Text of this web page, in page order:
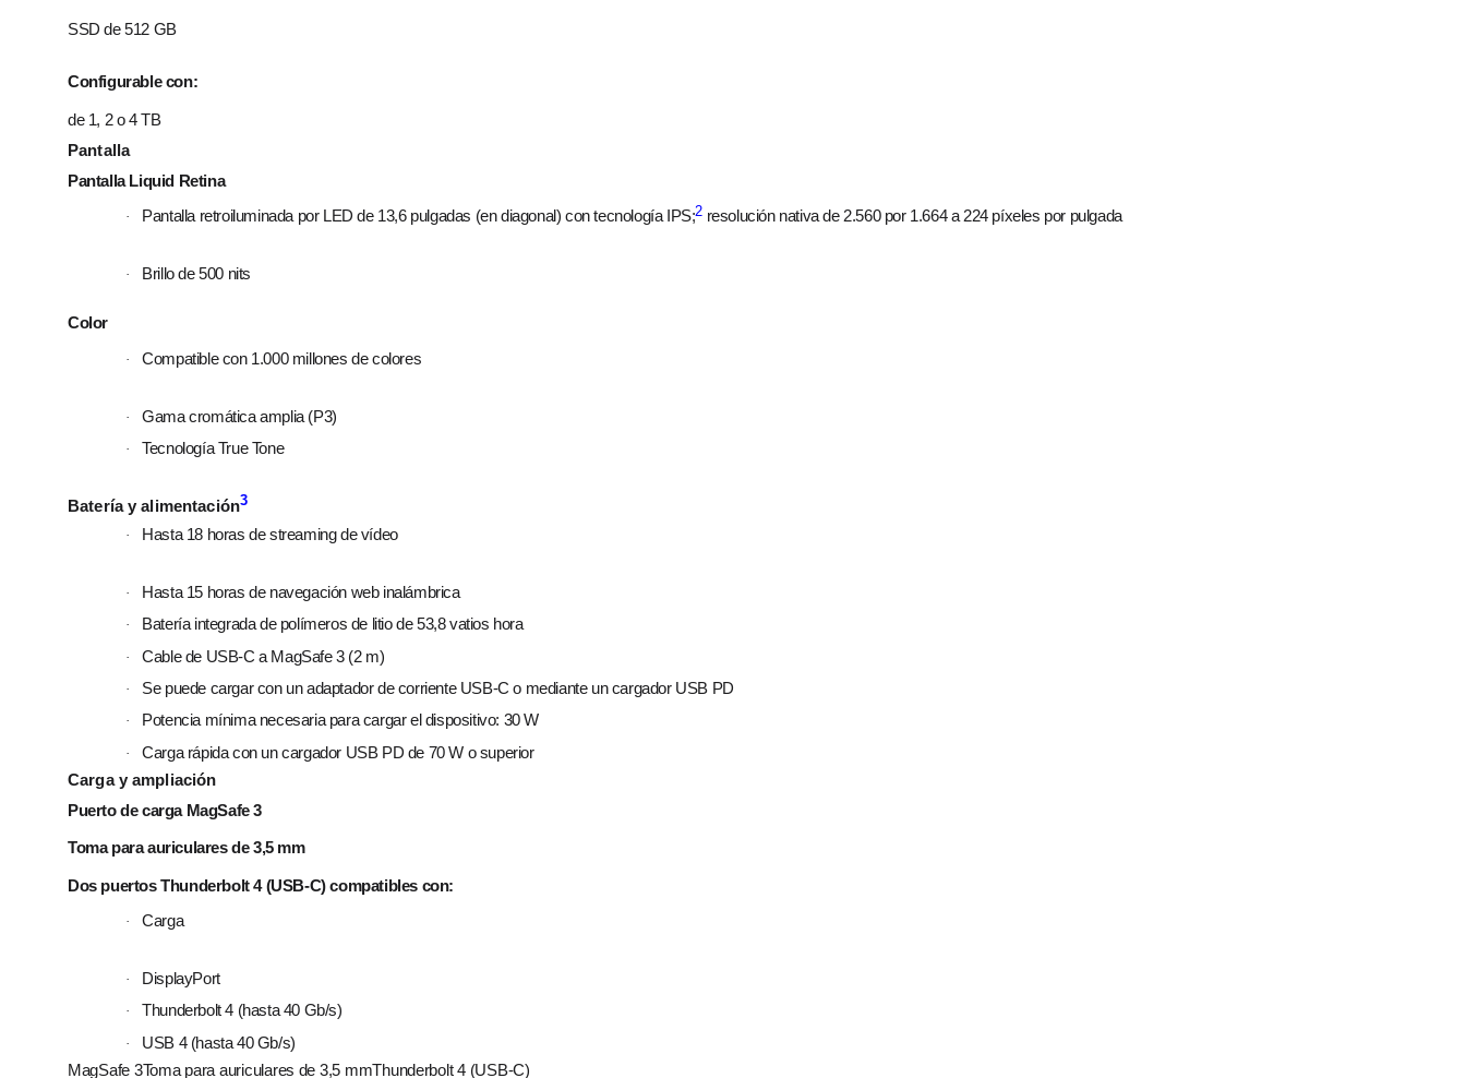
SSD de 512 GB
Configurable con:
de 1, 2 o 4 TB
Pantalla
Pantalla Liquid Retina
· Pantalla retroiluminada por LED de 13,6 pulgadas (en diagonal) con tecnología IPS;2 resolución nativa de 2.560 por 1.664 a 224 píxeles por pulgada
· Brillo de 500 nits
Color
· Compatible con 1.000 millones de colores
· Gama cromática amplia (P3)
· Tecnología True Tone
Batería y alimentación3
· Hasta 18 horas de streaming de vídeo
· Hasta 15 horas de navegación web inalámbrica
· Batería integrada de polímeros de litio de 53,8 vatios hora
· Cable de USB‑C a MagSafe 3 (2 m)
· Se puede cargar con un adaptador de corriente USB‑C o mediante un cargador USB PD
· Potencia mínima necesaria para cargar el dispositivo: 30 W
·
Carga rápida con un cargador USB PD de 70 W o superior
Carga y ampliación
Puerto de carga MagSafe 3
Toma para auriculares de 3,5 mm
Dos puertos Thunderbolt 4 (USB‑C) compatibles con:
· Carga
· DisplayPort
· Thunderbolt 4 (hasta 40 Gb/s)
·
USB 4 (hasta 40 Gb/s)
MagSafe 3Toma para auriculares de 3,5 mmThunderbolt 4 (USB-C)